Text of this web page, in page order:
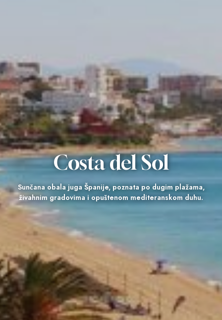
Costa del Sol
Sunčana obala juga Španije, poznata po dugim plažama,
živahnim gradovima i opuštenom mediteranskom duhu.